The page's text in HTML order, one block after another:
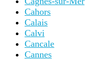
Cahors
Calais
Calvi
Cancale
Cannes